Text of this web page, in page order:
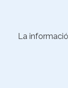
La